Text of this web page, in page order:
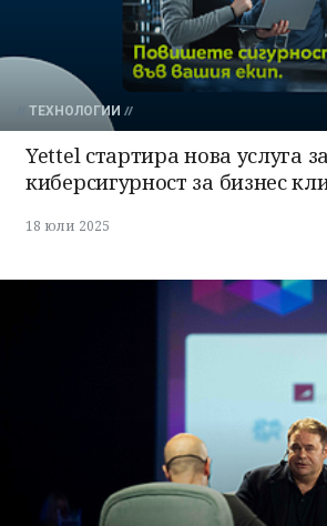
ТЕХНОЛОГИИ
Yettel стартира нова услуга
киберсигурност за бизнес
18 юли 2025